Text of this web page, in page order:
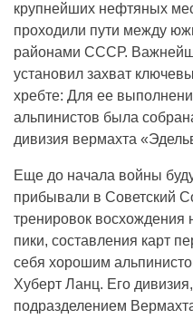
крупнейших нефтяных
проходили пути между
районами СССР.
установил захват
хребте: Для ее
альпинистов была
дивизия вермахта
Еще до начала войны
прибывали в Советский
тренировок
пики, составления карт
себя хорошим
Хуберт Ланц. Его
подразделением